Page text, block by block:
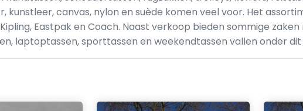
kunstleer, canvas, nylon en suède komen veel voor. Het
Eastpak en Coach. Naast verkoop bieden sommige
laptoptassen, sporttassen en weekendtassen vallen onder